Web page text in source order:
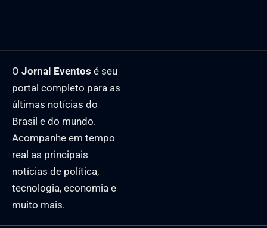
O Jornal Eventos é seu
portal completo para as
últimas notícias do
Brasil e do mundo.
Acompanhe em tempo
real as principais
notícias de política,
tecnologia, economia e
muito mais.